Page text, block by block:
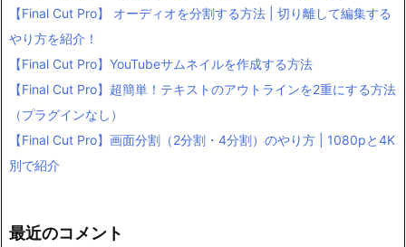
【Final Cut Pro】 オーディオを分割する方法 | 切り離して編集する
やり方を紹介！
【Final Cut Pro】YouTubeサムネイルを作成する方法
【Final Cut Pro】超簡単！テキストのアウトラインを2重にする方法
（プラグインなし）
【Final Cut Pro】画面分割（2分割・4分割）のやり方 | 1080pと4K
別で紹介
最近のコメント